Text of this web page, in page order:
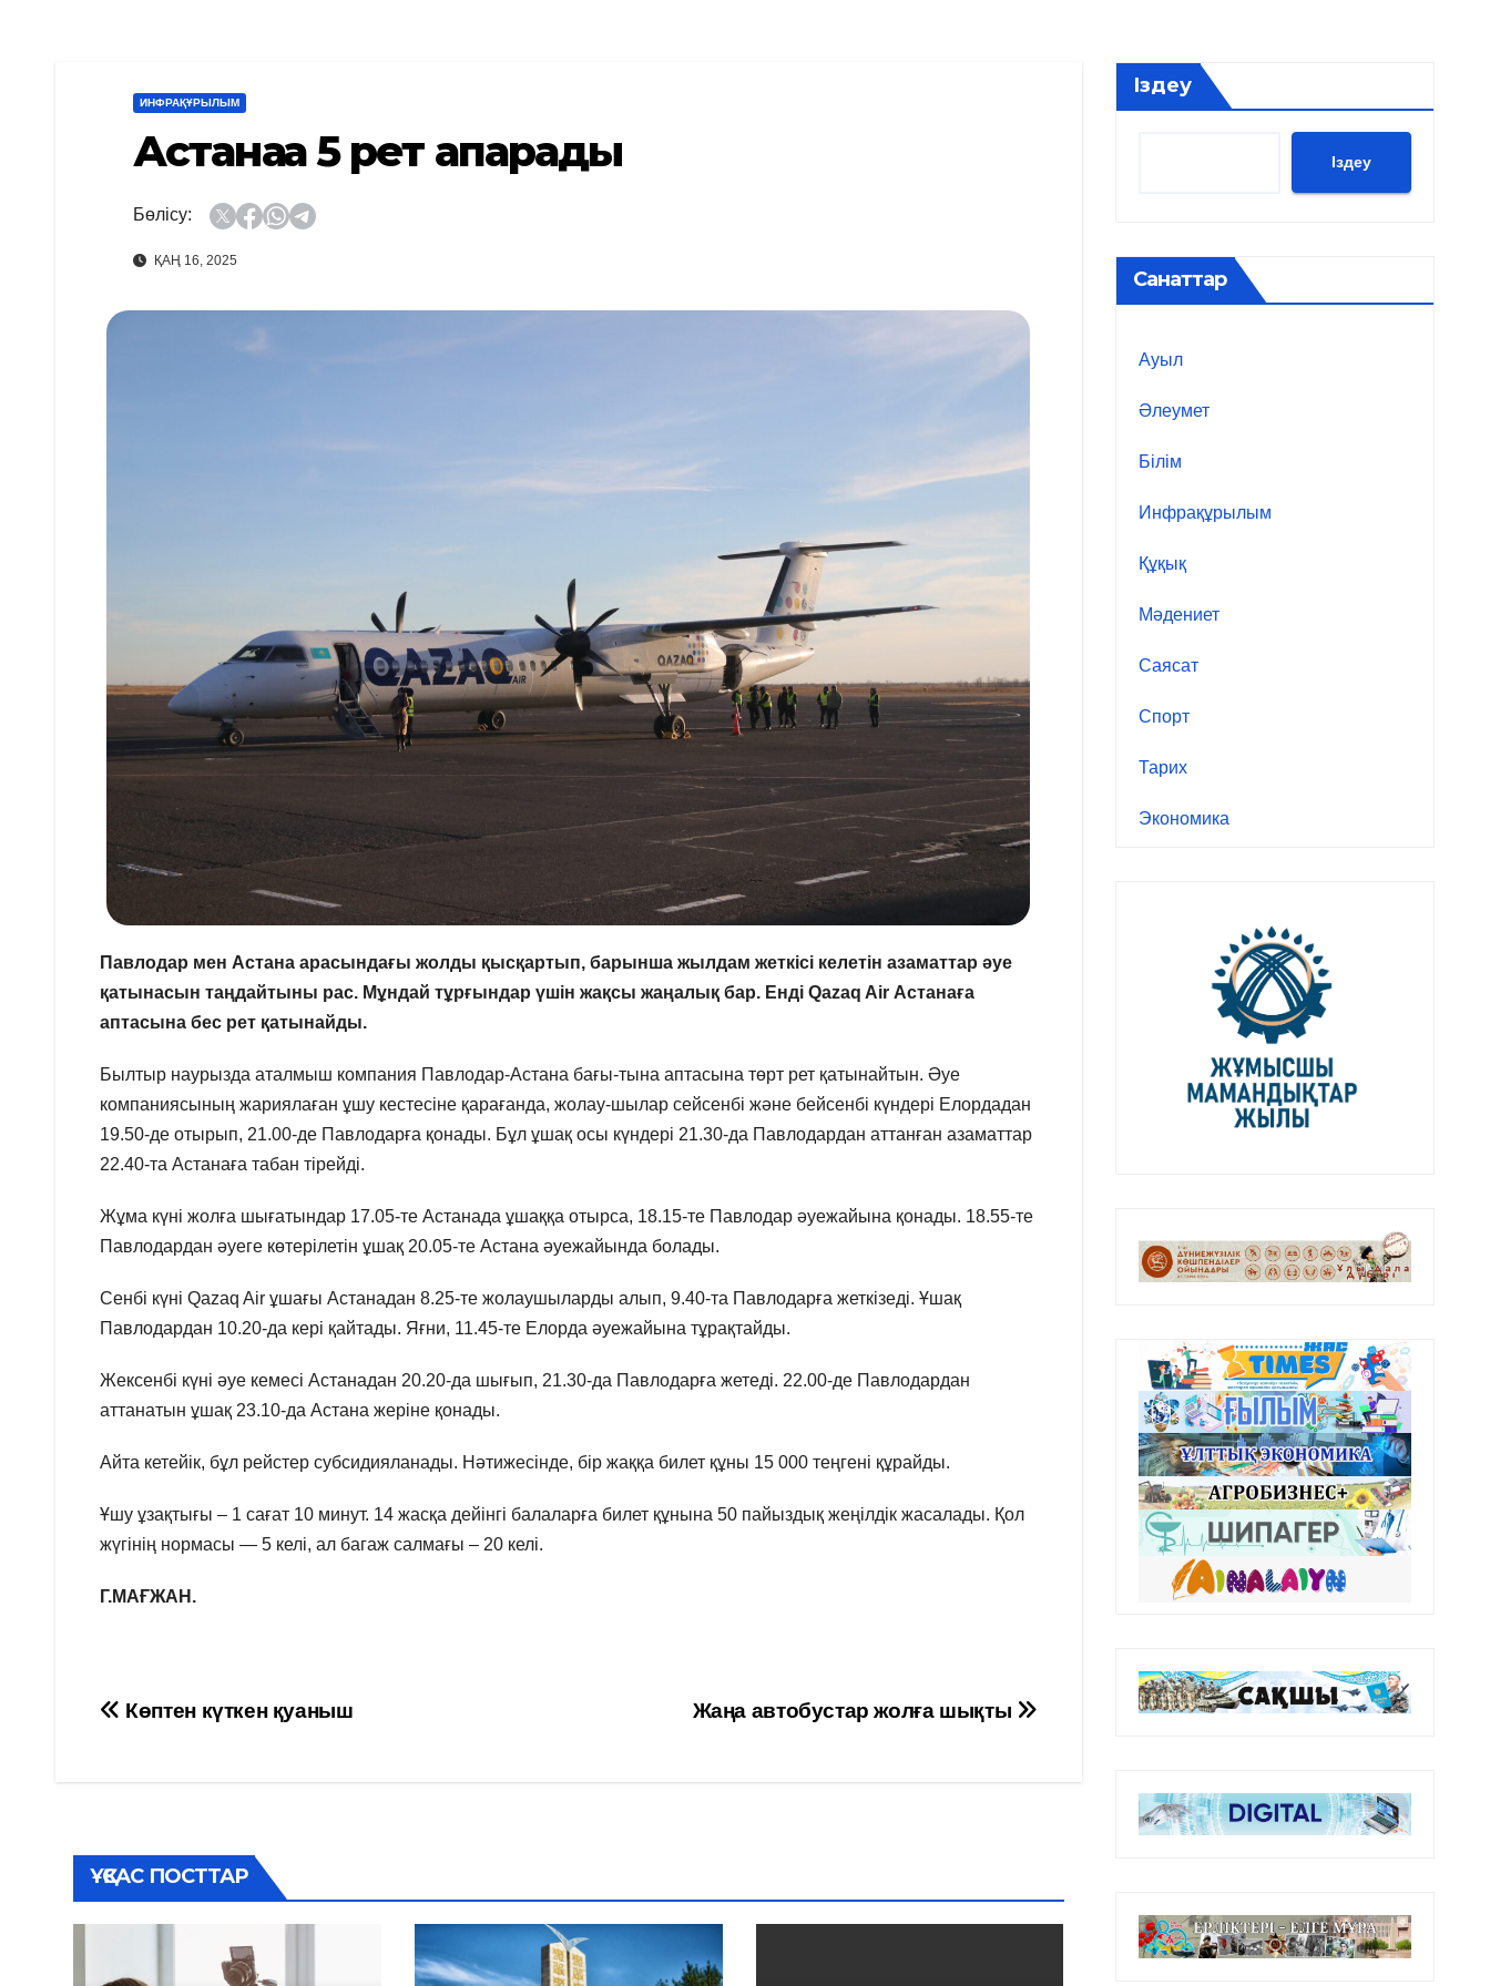
ИНФРАҚҰРЫЛЫМ
Астанаға 5 рет апарады
Бөлісу:
ҚАҢ 16, 2025
Павлодар мен Астана арасындағы жолды қысқартып, барынша жылдам жеткісі келетін азаматтар әуе
қатынасын таңдайтыны рас. Мұндай тұрғындар үшін жақсы жаңалық бар. Енді Qazaq Air Астанаға
аптасына бес рет қатынайды.
Былтыр наурызда аталмыш компания Павлодар-Астана бағы-тына аптасына төрт рет қатынайтын. Әуе
компаниясының жариялаған ұшу кестесіне қарағанда, жолау-шылар сейсенбі және бейсенбі күндері Елордадан
19.50-де отырып, 21.00-де Павлодарға қонады. Бұл ұшақ осы күндері 21.30-да Павлодардан аттанған азаматтар
22.40-та Астанаға табан тірейді.
Жұма күні жолға шығатындар 17.05-те Астанада ұшаққа отырса, 18.15-те Павлодар әуежайына қонады. 18.55-те
Павлодардан әуеге көтерілетін ұшақ 20.05-те Астана әуежайында болады.
Сенбі күні Qazaq Air ұшағы Астанадан 8.25-те жолаушыларды алып, 9.40-та Павлодарға жеткізеді. Ұшақ
Павлодардан 10.20-да кері қайтады. Яғни, 11.45-те Елорда әуежайына тұрақтайды.
Жексенбі күні әуе кемесі Астанадан 20.20-да шығып, 21.30-да Павлодарға жетеді. 22.00-де Павлодардан
аттанатын ұшақ 23.10-да Астана жеріне қонады.
Айта кетейік, бұл рейстер субсидияланады. Нәтижесінде, бір жаққа билет құны 15 000 теңгені құрайды.
Ұшу ұзақтығы – 1 сағат 10 минут. 14 жасқа дейінгі балаларға билет құнына 50 пайыздық жеңілдік жасалады. Қол
жүгінің нормасы — 5 келі, ал багаж салмағы – 20 келі.
Г.МАҒЖАН.
Навигация
Жаңа автобустар жолға шықты
Көптен күткен қуаныш
ҰҚСАС ПОСТТАР
Іздеу
Іздеу
Санаттар
Ауыл
Әлеумет
Білім
Инфрақұрылым
Құқық
Мәдениет
Саясат
Спорт
Тарих
Экономика